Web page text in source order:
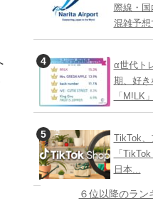
際線・
混雑予想
α世代ト
期、好き
「M!LK
TikTok、
「
日本...
６位以降のラン